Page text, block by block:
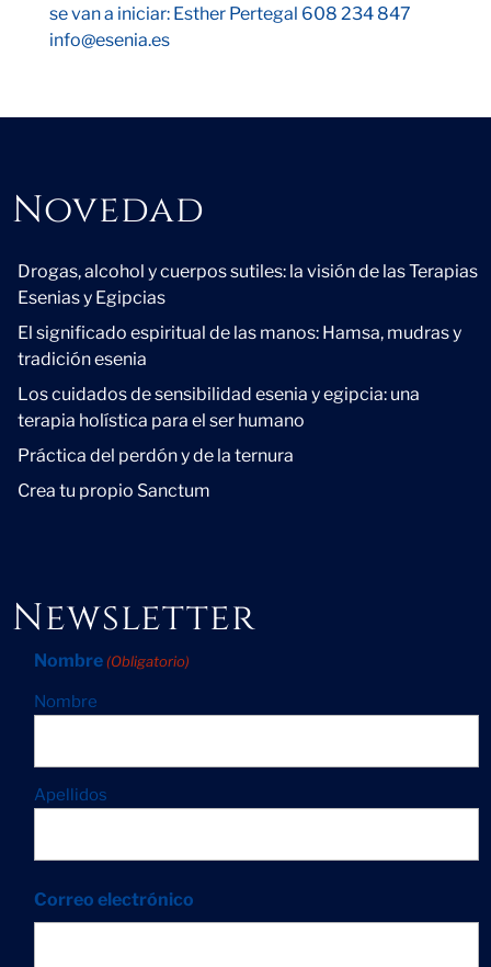
se van a iniciar: Esther Pertegal 608 234 847
info@esenia.es
Novedad
Drogas, alcohol y cuerpos sutiles: la visión de las Terapias
Esenias y Egipcias
El significado espiritual de las manos: Hamsa, mudras y
tradición esenia
Los cuidados de sensibilidad esenia y egipcia: una
terapia holística para el ser humano
Práctica del perdón y de la ternura
Crea tu propio Sanctum
Newsletter
Nombre (Obligatorio)
Nombre
Apellidos
Correo electrónico